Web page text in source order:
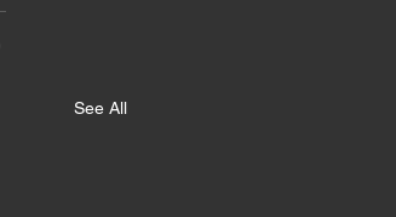
See All